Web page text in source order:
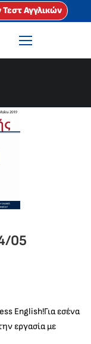
Αγγλικών
05
English!Για εσένα
εργασία με